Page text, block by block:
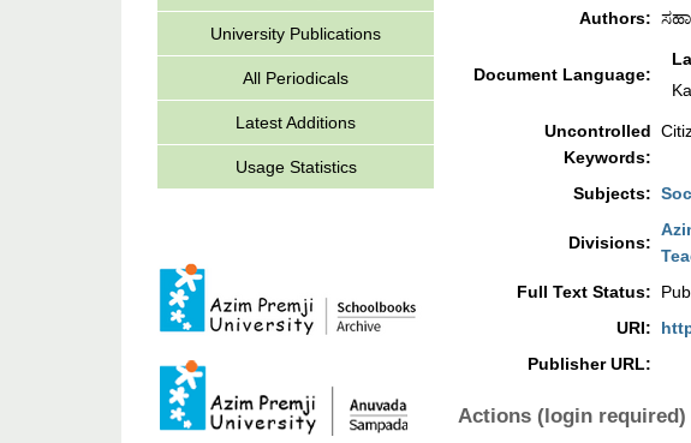
University Publications
All Periodicals
Latest Additions
Usage Statistics
Authors:
Document Language:
Uncontrolled
Keywords:
Subjects:
Divisions:
Full Text Status:
URI:
Publisher URL:
Actions (login required)